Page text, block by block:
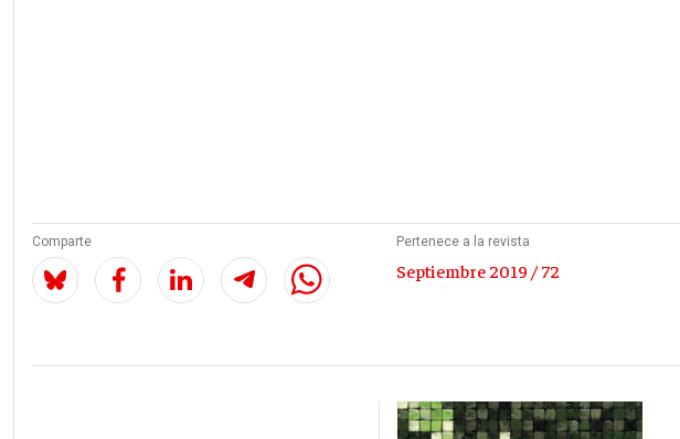
Comparte Pertenece a la revista
Septiembre 2019 / 72